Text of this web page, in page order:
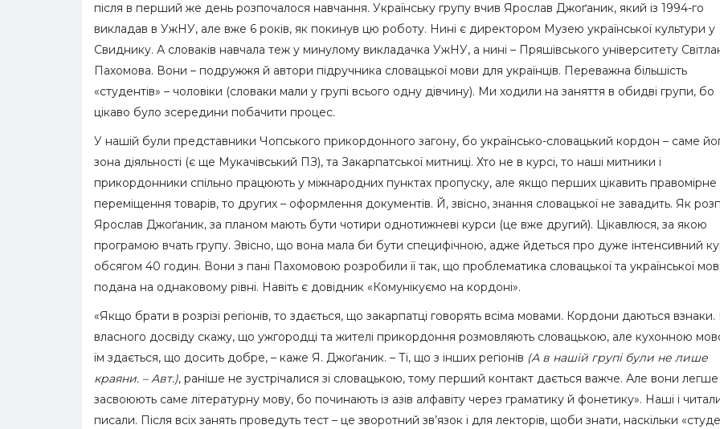
після в перший же день розпочалося навчання. Українську групу вчив Ярослав Джоґаник, який із 1994-го
викладав в УжНУ, але вже 6 років, як покинув цю роботу. Нині є директором Музею української культури у
Свиднику. А словаків навчала теж у минулому викладачка УжНУ, а нині – Пряшівського університету
Пахомова. Вони – подружжя й автори підручника словацької мови для українців. Переважна більшість
«студентів» – чоловіки (словаки мали у групі всього одну дівчину). Ми ходили на заняття в обидві групи, бо
цікаво було зсередини побачити процес.
У нашій були представники Чопського прикордонного загону, бо українсько-словацький кордон – саме
зона діяльності (є ще Мукачівський ПЗ), та Закарпатської митниці. Хто не в курсі, то наші митники і
прикордонники спільно працюють у міжнародних пунктах пропуску, але якщо перших цікавить правомірне
переміщення товарів, то других – оформлення документів. Й, звісно, знання словацької не завадить. Як
Ярослав Джоґаник, за планом мають бути чотири однотижневі курси (це вже другий). Цікавлюся, за якою
програмою вчать групу. Звісно, що вона мала би бути специфічною, адже йдеться про дуже інтенсивний
обсягом 40 годин. Вони з пані Пахомовою розробили її так, що проблематика словацької та української
подана на однаковому рівні. Навіть є довідник «Комунікуємо на кордоні».
«Якщо брати в розрізі регіонів, то здається, що закарпатці говорять всіма мовами. Кордони даються взнаки.
власного досвіду скажу, що ужгородці та жителі прикордоння розмовляють словацькою, але кухонною
їм здається, що досить добре, – каже Я. Джоґаник. – Ті, що з інших регіонів (А в нашій групі були не лише
краяни. – Авт.), раніше не зустрічалися зі словацькою, тому перший контакт дається важче. Але вони легше
засвоюють саме літературну мову, бо починають із азів алфавіту через граматику й фонетику». Наші і
писали. Після всіх занять проведуть тест – це зворотний зв’язок і для лекторів, щоби знати, наскільки